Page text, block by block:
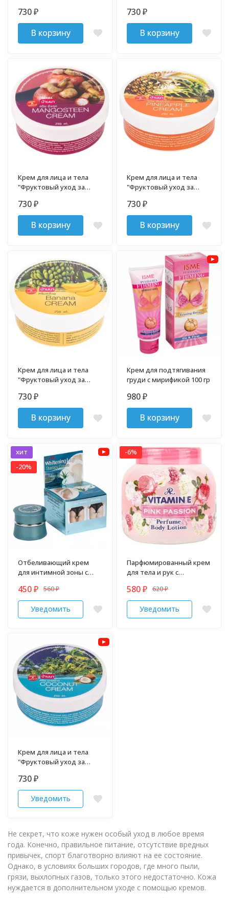
730₽
В корзину
730₽
В корзину
Крем для лица и тела
"Фруктовый уход за
730₽
В корзину
Крем для лица и тела
"Фруктовый уход за
730₽
В корзину
Крем для лица и тела
"Фруктовый уход за
730₽
В корзину
Крем для подтягивания
груди с мирификой 100 гр
980₽
В корзину
хит
-20%
Отбеливающий крем
для интимной зоны с
чаем 5 гр
450₽ 560₽
Уведомить
-6%
Парфюмированный крем
для тела и рук с
Passion" 200 гр
580₽ 620₽
Уведомить
Крем для лица и тела
"Фруктовый уход за
730₽
Уведомить
Не секрет, что коже нужен особый уход в любое время
года. Конечно, правильное питание, отсутствие вредных
привычек, спорт благотворно влияют на ее состояние.
Однако, в условиях больших городов, где много пыли,
грязи, выхлопных газов, только этого недостаточно. Кожа
нуждается в дополнительном уходе с помощью кремов.